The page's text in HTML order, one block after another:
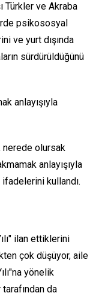
Türkler ve Akraba
psikososyal
ve yurt dışında
sürdürüldüğünü
anlayışıyla
nerede olursak
anlayışıyla
ifadelerini kullandı.
ilan ettiklerini
çok düşüyor, aile
yönelik
tarafından da